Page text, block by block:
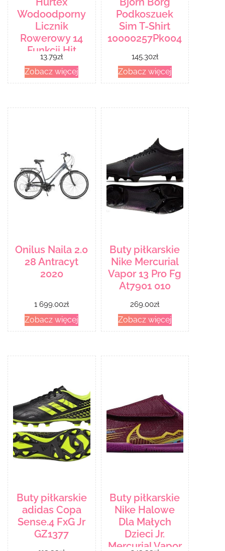
Wodoodporny
Licznik
Rowerowy 14
Funkcji Hit
13.79zł
Zobacz więcej
Podkoszuek
Sim T-Shirt
10000257Pk004
145.30zł
Zobacz więcej
Onilus Naila 2.0
28 Antracyt
2020
1 699.00zł
Zobacz więcej
Buty piłkarskie
Nike Mercurial
Vapor 13 Pro Fg
At7901 010
269.00zł
Zobacz więcej
Buty piłkarskie
adidas Copa
Sense.4 FxG Jr
GZ1377
Buty piłkarskie
Nike Halowe
Dla Małych
Dzieci Jr.
Mercurial Vapor